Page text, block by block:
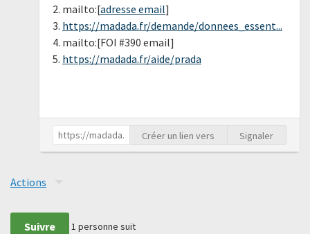
2. mailto:[adresse email]
3. https://madada.fr/demande/donnees_essent...
4. mailto:[FOI #390 email]
5. https://madada.fr/aide/prada
Créer un lien vers Signaler
Actions
Suivre 1 personne suit